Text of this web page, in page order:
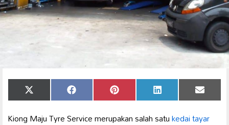
Share
on
X
(Twitter)
Share
on
Facebook Share
on
Pinterest Share
on
LinkedIn Share
on
Email
Kiong Maju Tyre Service merupakan salah satukedai tayar